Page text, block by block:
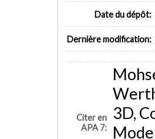
Date du dépôt:
Dernière modification:
Citer en
APA 7:
3D,